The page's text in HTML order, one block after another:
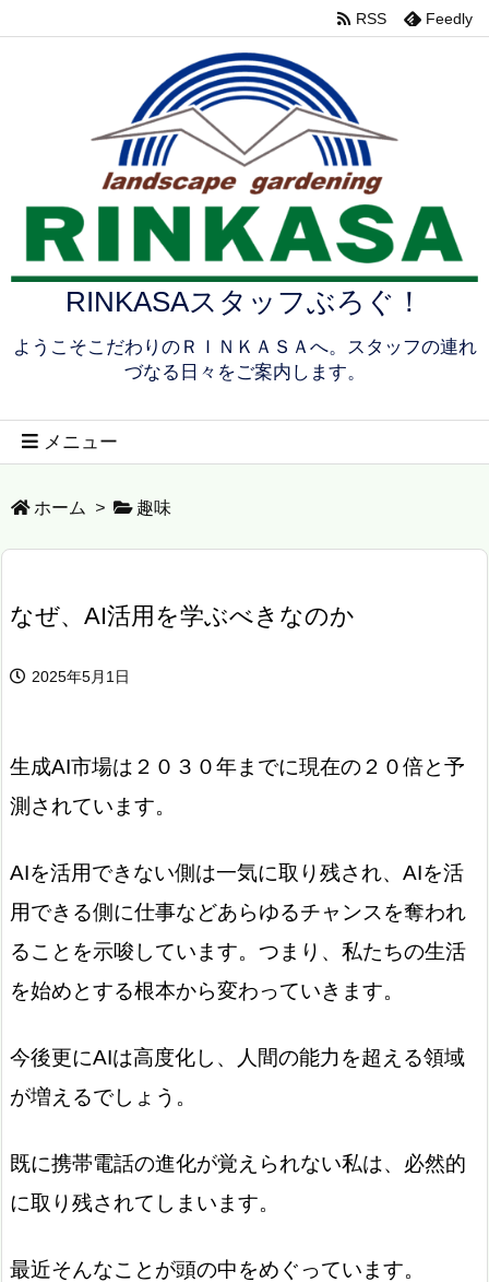
RINKASAスタッフぶろぐ！
ようこそこだわりのＲＩＮＫＡＳＡへ。スタッフの連れ
づなる日々をご案内します。
メニュー
RSS Feedly
ホーム > 趣味
なぜ、AI活用を学ぶべきなのか
2025年5月1日
生成AI市場は２０３０年までに現在の２０倍と予
測されています。
AIを活用できない側は一気に取り残され、AIを活
用できる側に仕事などあらゆるチャンスを奪われ
ることを示唆しています。つまり、私たちの生活
を始めとする根本から変わっていきます。
今後更にAIは高度化し、人間の能力を超える領域
が増えるでしょう。
既に携帯電話の進化が覚えられない私は、必然的
に取り残されてしまいます。
最近そんなことが頭の中をめぐっています。